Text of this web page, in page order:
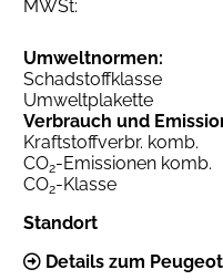
MWSt:
Umweltnormen:
Schadstoffklasse
Umweltplakette
Verbrauch und
Kraftstoffverbr. komb.
CO2-Emissionen komb.
CO2-Klasse
Standort
Details zum